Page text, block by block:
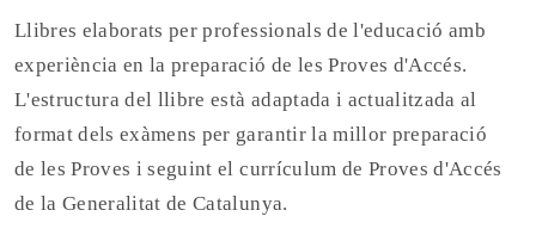
Llibres elaborats per professionals de l'educació amb
experiència en la preparació de les Proves d'Accés.
L'estructura del llibre està adaptada i actualitzada al
format dels exàmens per garantir la millor preparació
de les Proves i seguint el currículum de Proves d'Accés
de la Generalitat de Catalunya.